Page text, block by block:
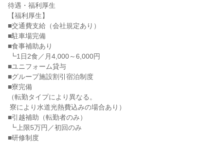
待遇・福利厚生
【福利厚生】
■交通費支給（会社規定あり）
■駐車場完備
■食事補助あり
■ユニフォーム貸与
■グループ施設割引宿泊制度
■寮完備
（転勤タイプにより異なる。
■引越補助（転勤者のみ）
■研修制度